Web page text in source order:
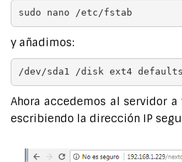
sudo nano /etc/fstab
y añadimos:
/dev/sda1 /disk ext4
Ahora accedemos al servidor
escribiendo la dirección IP